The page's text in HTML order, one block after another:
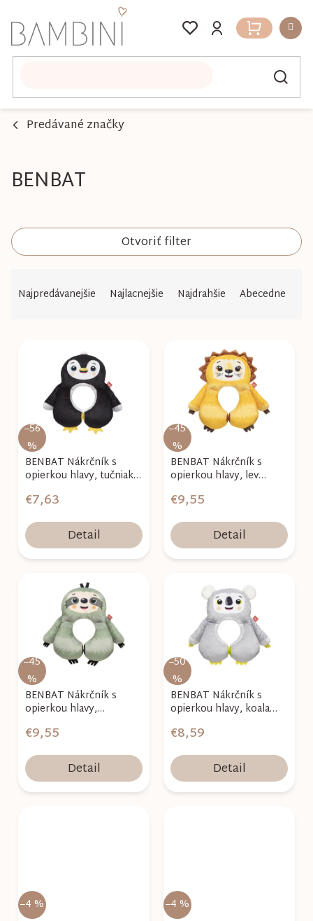
na
obsah
Nákupný
košík
Predávané značky
BENBAT
Otvoriť filter
Najpredávanejšie Najlacnejšie Najdrahšie Abecedne
–56
%
BENBAT Nákrčník s
opierkou hlavy, tučniak
€7,63
Detail
–45
%
BENBAT Nákrčník s
opierkou hlavy, lev
€9,55
Detail
–45
%
BENBAT Nákrčník s
opierkou hlavy,
€9,55
Detail
–50
%
BENBAT Nákrčník s
opierkou hlavy, koala
€8,59
Detail
–4 %
–4 %